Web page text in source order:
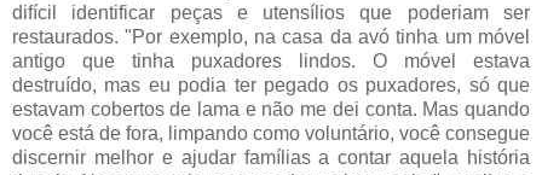
difícil identificar peças e utensílios que poderiam ser
restaurados. "Por exemplo, na casa da avó tinha um móvel
antigo que tinha puxadores lindos. O móvel estava
destruído, mas eu podia ter pegado os puxadores, só que
estavam cobertos de lama e não me dei conta. Mas quando
você está de fora, limpando como voluntário, você consegue
discernir melhor e ajudar famílias a contar aquela história